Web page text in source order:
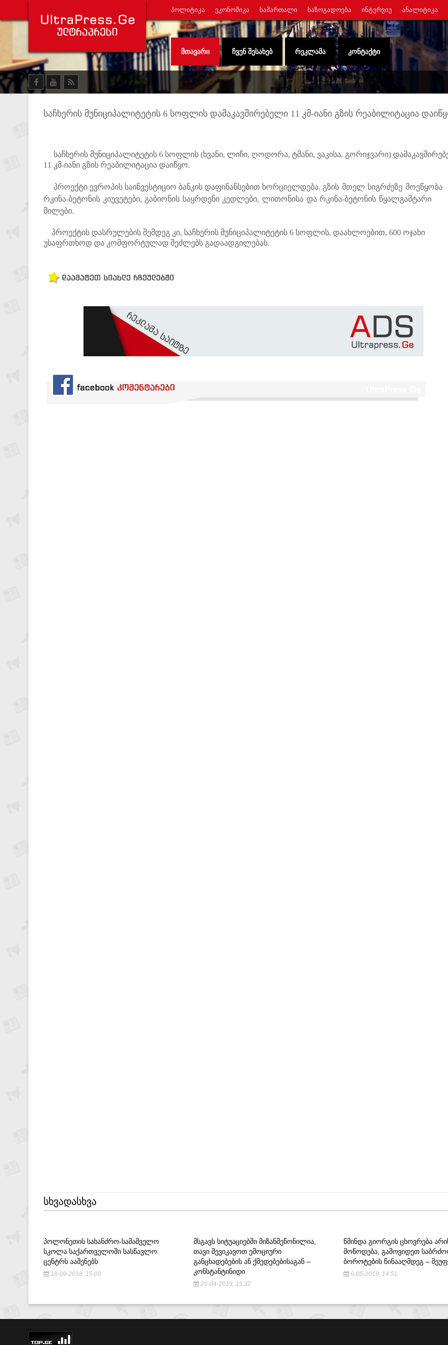
ᲞᲝᲚᲘᲢᲘᲙᲐ ᲔᲙᲝᲜᲝᲛᲘᲙᲐ ᲡᲐᲛᲐᲠᲗᲐᲚᲘ ᲡᲐᲖᲝᲒᲐᲓᲝᲔᲑᲐ ᲘᲜᲢᲔᲠᲕᲘᲣ ᲐᲜᲐᲚᲘᲢᲘᲙᲐ
ᲛᲗᲐᲕᲐᲠᲘ ᲩᲕᲔᲜ ᲨᲔᲡᲐᲮᲔᲑ ᲠᲔᲙᲚᲐᲛᲐ ᲙᲝᲜᲢᲐᲥᲢᲘ
საჩხერის მუნიციპალიტეტის 6 სოფლის დამაკავშირებელი 11 კმ-იანი გზის რეაბილიტაცია
საჩხერის მუნიციპალიტეტის 6 სოფლის (ხვანი, ლიჩი, ღოდორა, ტმანი, ვაკისა, გორიჯვარი)
11 კმ-იანი გზის რეაბილიტაცია დაიწყო.
პროექტი ევროპის საინვესტიციო ბანკის დაფინანსებით ხორციელდება. გზის მთელ სიგრძეზე მოეწყობა
რკინა-ბეტონის კიუვეტები, გაბიონის საყრდენი კედლები, ლითონისა და რკინა-ბეტონის წყალგამტარი
მილები.
პროექტის დასრულების შემდეგ კი, საჩხერის მუნიციპალიტეტის 6 სოფლის, დაახლოებით, 600 ოჯახი
უსაფრთხოდ და კომფორტულად შეძლებს გადაადგილებას.
ᲡᲮᲕᲐᲓᲐᲡᲮᲕᲐ
ᲞᲝᲚᲝᲜᲔᲗᲘᲡ ᲡᲐᲮᲐᲜᲫᲠᲝ-ᲡᲐᲛᲐᲨᲕᲔᲚᲝ
ᲡᲙᲝᲚᲐ ᲡᲐᲥᲐᲠᲗᲕᲔᲚᲝᲨᲘ ᲡᲐᲡᲬᲐᲕᲚᲝ
ᲪᲔᲜᲢᲠᲡ ᲐᲐᲨᲔᲜᲔᲑᲡ
18-09-2018, 15:09
ᲛᲡᲒᲐᲕᲡ ᲡᲘᲢᲣᲐᲪᲘᲔᲑᲨᲘ ᲛᲘᲖᲐᲜᲨᲔᲬᲝᲜᲘᲚᲘᲐ,
ᲗᲐᲕᲘ ᲨᲔᲕᲘᲙᲐᲕᲝᲗ ᲔᲛᲝᲪᲘᲣᲠᲘ
ᲒᲐᲜᲪᲮᲐᲓᲔᲑᲔᲑᲘᲡ ᲐᲜ ᲥᲛᲔᲓᲔᲑᲔᲑᲘᲡᲐᲒᲐᲜ –
ᲙᲝᲜᲡᲢᲐᲜᲢᲘᲜᲘᲓᲘ
25-04-2019, 15:32
ᲬᲛᲘᲜᲓᲐ ᲒᲘᲝᲠᲒᲘᲡ ᲪᲮᲝᲕᲠᲔᲑᲐ
ᲛᲝᲬᲝᲓᲔᲑᲐ, ᲒᲐᲛᲝᲕᲘᲓᲔᲗ
ᲑᲝᲠᲝᲢᲔᲑᲘᲡ ᲬᲘᲜᲐᲐᲦᲛᲓᲔᲒ –
6-05-2019, 14:51